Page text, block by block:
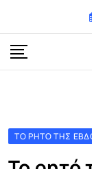
content
ΤΟ ΡΗΤΌ ΤΗΣ